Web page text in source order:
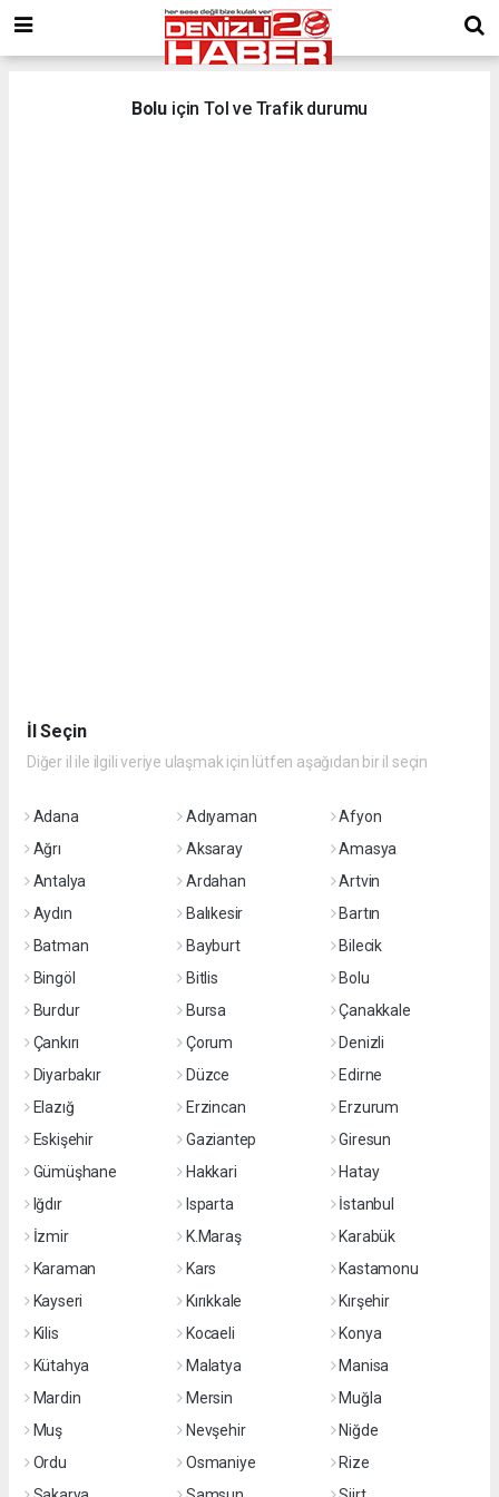
Bolu için Tol ve Trafik durumu
İl Seçin
Diğer il ile ilgili veriye ulaşmak için lütfen aşağıdan bir il seçin
Adana Adıyaman
Afyon
Ağrı
Aksaray
Amasya
Antalya
Ardahan
Artvin
Aydın
Balıkesir
Bartın
Batman
Bayburt
Bilecik
Bingöl
Bitlis
Bolu
Burdur
Bursa
Çanakkale
Çankırı
Çorum
Denizli
Diyarbakır
Düzce
Edirne
Elazığ
Erzincan
Erzurum
Eskişehir
Gaziantep
Giresun
Gümüşhane
Hakkari
Hatay
Iğdır
Isparta
İstanbul
İzmir
K.Maraş
Karabük
Karaman
Kars
Kastamonu
Kayseri
Kırıkkale
Kırşehir
Kilis
Kocaeli
Konya
Kütahya
Malatya
Manisa
Mardin
Mersin
Muğla
Muş
Nevşehir
Niğde
Ordu
Osmaniye
Rize